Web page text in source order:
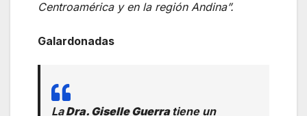
Centroamérica y en la región Andina”.
Galardonadas
LaDra. Giselle Guerra tiene un